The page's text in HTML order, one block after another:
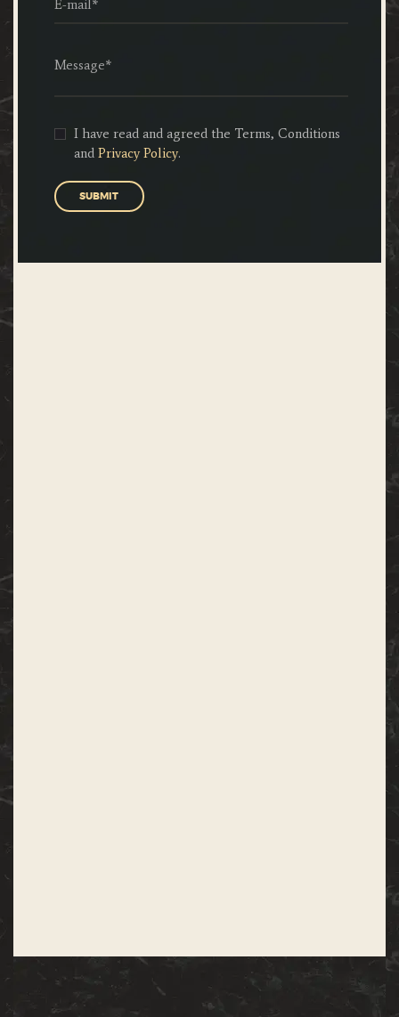
I have read and agreed the Terms, Conditions
andPrivacy Policy.